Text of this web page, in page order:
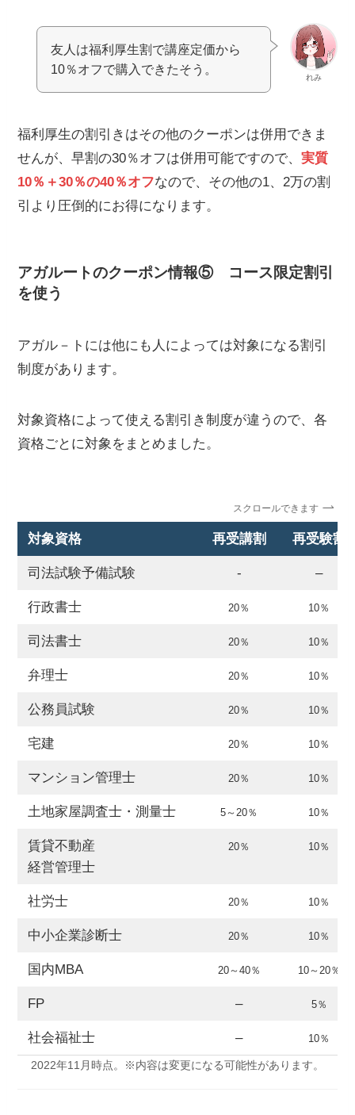
れみ
友人は福利厚生割で講座定価から
10％オフで購入できたそう。
福利厚生の割引きはその他のクーポンは併用できま
せんが、早割の30％オフは併用可能ですので、実質
10％＋30％の40％オフなので、その他の1、2万の割
引より圧倒的にお得になります。
アガルートのクーポン情報⑤ コース限定割引
を使う
アガル－トには他にも人によっては対象になる割引
制度があります。
対象資格によって使える割引き制度が違うので、各
資格ごとに対象をまとめました。
スクロールできます
対象資格 再受講割 再受験割
司法試験予備試験 ‐ –
行政書士 20％ 10％
司法書士 20％ 10％
弁理士 20％ 10％
公務員試験 20％ 10％
宅建 20％ 10％
マンション管理士 20％ 10％
土地家屋調査士・測量士 5～20％ 10％
賃貸不動産
経営管理士
20％ 10％
社労士 20％ 10％
中小企業診断士 20％ 10％
国内MBA 20～40％ 10～20％
FP – 5％
社会福祉士 – 10％
2022年11月時点。※内容は変更になる可能性があります。